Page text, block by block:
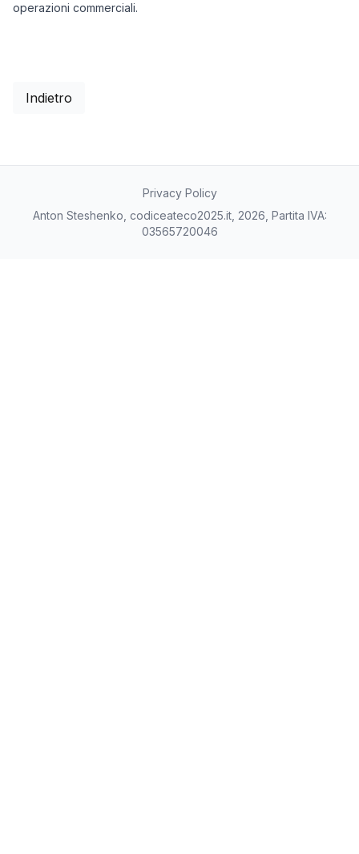
operazioni commerciali.
Indietro
Privacy Policy
Anton Steshenko, codiceateco2025.it, 2026, Partita IVA:
03565720046